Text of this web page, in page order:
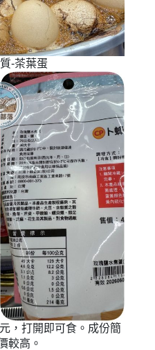
-茶葉蛋
，打開即可食。成份簡
較高。